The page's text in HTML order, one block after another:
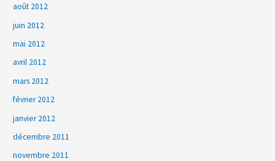
août 2012
juin 2012
mai 2012
avril 2012
mars 2012
février 2012
janvier 2012
décembre 2011
novembre 2011